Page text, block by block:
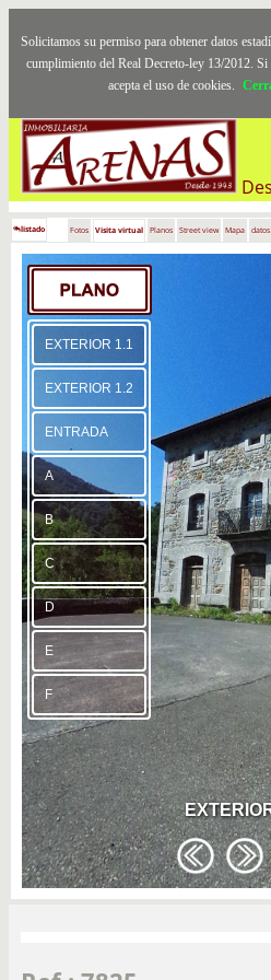
Solicitamos su permiso para obtener datos
cumplimiento del Real Decreto-ley 13/2012.
acepta el uso de cookies.
listado Fotos Visita virtual Planos Street view Mapa datos